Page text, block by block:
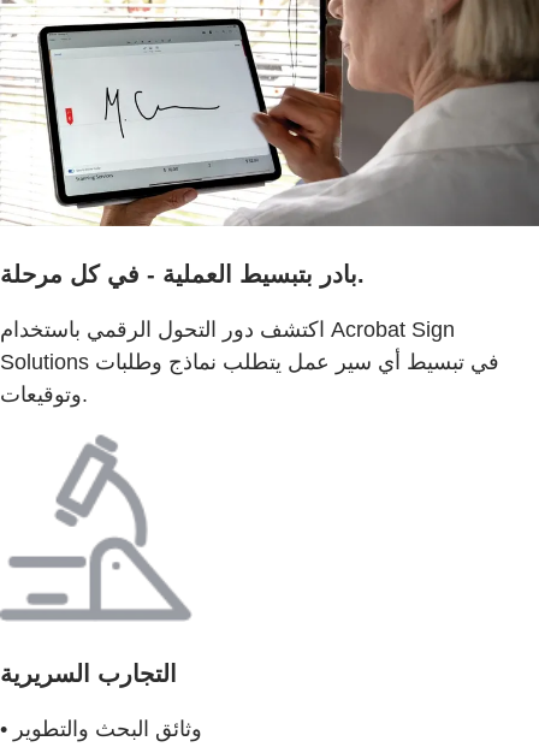
بادر بتبسيط العملية - في كل مرحلة.
اكتشف دور التحول الرقمي باستخدام Acrobat Sign
Solutions في تبسيط أي سير عمل يتطلب نماذج وطلبات
وتوقيعات.
التجارب السريرية
• وثائق البحث والتطوير